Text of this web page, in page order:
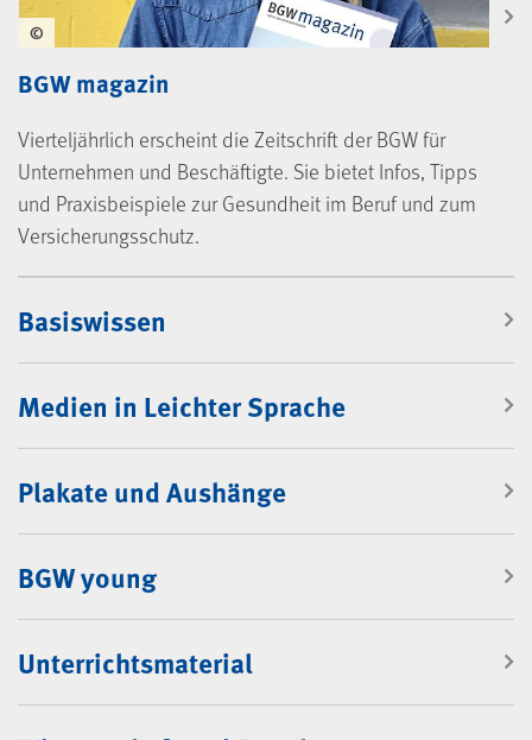
BGW magazin
Vierteljährlich erscheint die Zeitschrift der BGW für
Unternehmen und Beschäftigte. Sie bietet Infos, Tipps
und Praxisbeispiele zur Gesundheit im Beruf und zum
Versicherungsschutz.
©
Basiswissen
Medien in Leichter Sprache
Plakate und Aushänge
BGW young
Unterrichtsmaterial